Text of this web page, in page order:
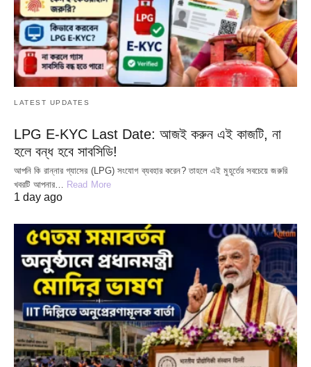
LATEST UPDATES
LPG E-KYC Last Date: আজই করুন এই কাজটি, না
হলে বন্ধ হবে সাবসিডি!
আপনি কি রান্নার গ্যাসের (LPG) সংযোগ ব্যবহার করেন? তাহলে এই মুহূর্তের সবচেয়ে জরুরি
খবরটি আপনার…
Read More
1 day ago